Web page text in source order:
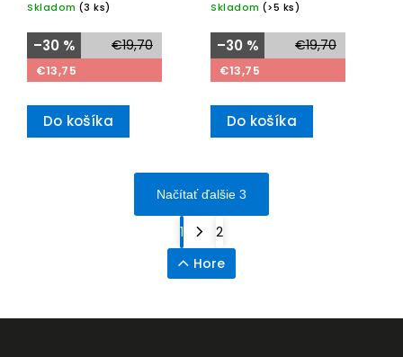
Skladom (3 ks)
€19,70
–30 %
€13,75
Do košíka
Skladom (>5 ks)
€19,70
–30 %
€13,75
Do košíka
Načítať ďalšie 3
1
2
Hore